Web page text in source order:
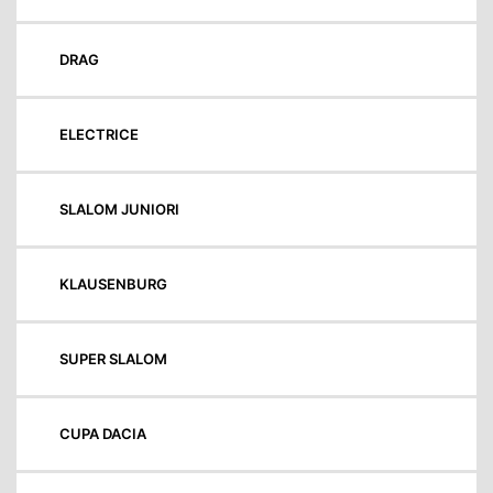
DRAG
ELECTRICE
SLALOM JUNIORI
KLAUSENBURG
SUPER SLALOM
CUPA DACIA